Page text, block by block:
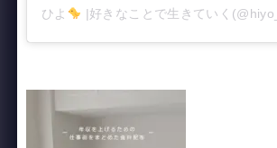
ひよ |好きなことで生きていく(@hiyo_101211)